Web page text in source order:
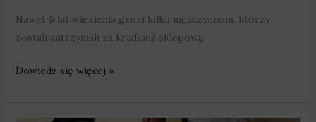
Nawet 5 lat więzienia grozi kilku mężczyznom, którzy
zostali zatrzymali za kradzież sklepową.
Dowiedz się więcej »